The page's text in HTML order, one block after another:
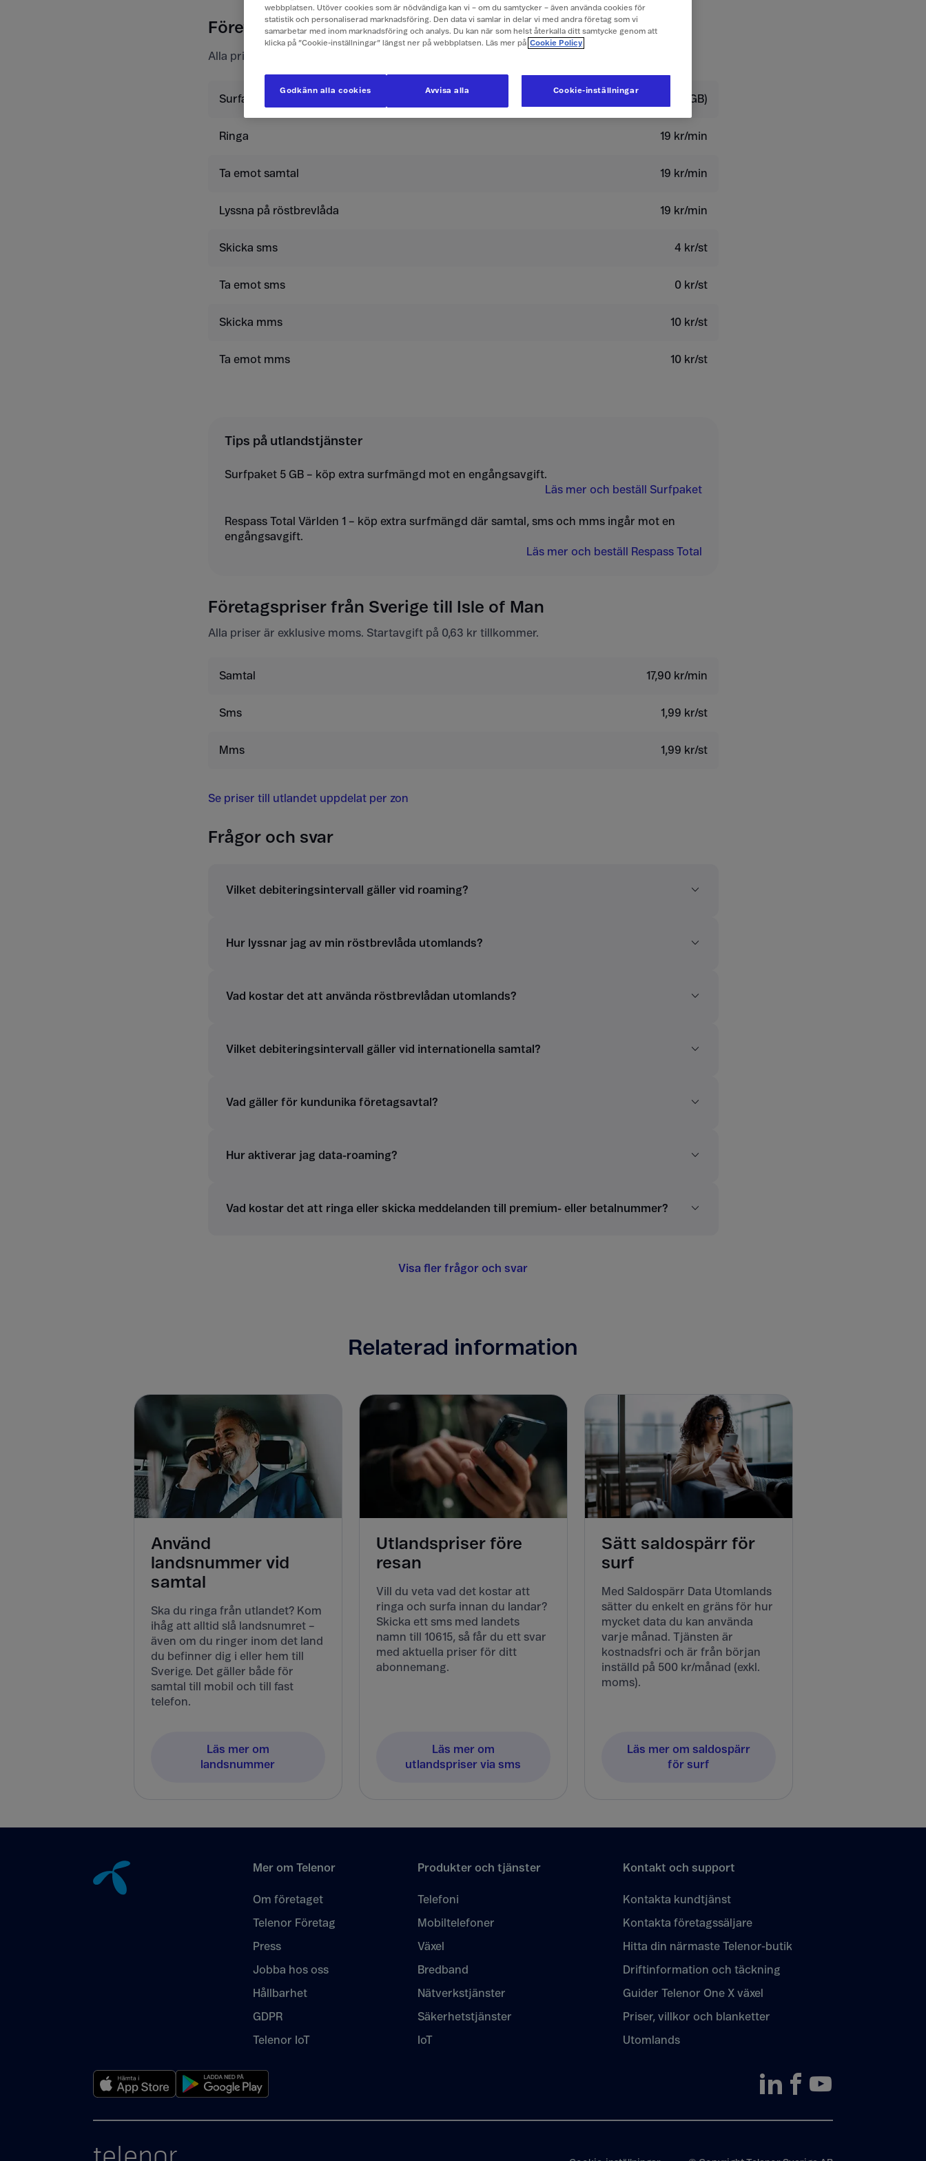
Företagspriser i Isle of Man
Alla priser är exklusive moms.
Surfa Surfpass 179 kr/dygn (2 GB)
Ringa 19 kr/min
Ta emot samtal 19 kr/min
Lyssna på röstbrevlåda 19 kr/min
Skicka sms 4 kr/st
Ta emot sms 0 kr/st
Skicka mms 10 kr/st
Ta emot mms 10 kr/st
Tips på utlandstjänster
Surfpaket 5 GB – köp extra surfmängd mot en engångsavgift.
Läs mer och beställ Surfpaket
Respass Total Världen 1 – köp extra surfmängd där samtal, sms och mms ingår mot en
engångsavgift.
Läs mer och beställ Respass Total
Företagspriser från Sverige till Isle of Man
Alla priser är exklusive moms. Startavgift på 0,63 kr tillkommer.
Samtal 17,90 kr/min
Sms 1,99 kr/st
Mms 1,99 kr/st
Se priser till utlandet uppdelat per zon
Frågor och svar
Vilket debiteringsintervall gäller vid roaming?
Hur lyssnar jag av min röstbrevlåda utomlands?
Vad kostar det att använda röstbrevlådan utomlands?
Vilket debiteringsintervall gäller vid internationella samtal?
Vad gäller för kundunika företagsavtal?
Hur aktiverar jag data-roaming?
Vad kostar det att ringa eller skicka meddelanden till premium- eller betalnummer?
Visa fler frågor och svar
Relaterad information
Använd
landsnummer vid
samtal
Ska du ringa från utlandet? Kom
ihåg att alltid slå landsnumret –
även om du ringer inom det land
du befinner dig i eller hem till
Sverige. Det gäller både för
samtal till mobil och till fast
telefon.
Läs mer om
landsnummer
Utlandspriser före
resan
Vill du veta vad det kostar att
ringa och surfa innan du landar?
Skicka ett sms med landets
namn till 10615, så får du ett svar
med aktuella priser för ditt
abonnemang.
Läs mer om
utlandspriser via sms
Sätt saldospärr för
surf
Med Saldospärr Data Utomlands
sätter du enkelt en gräns för hur
mycket data du kan använda
varje månad. Tjänsten är
kostnadsfri och är från början
inställd på 500 kr/månad (exkl.
moms).
Läs mer om saldospärr
för surf
Mer om Telenor
Om företaget
Telenor Företag
Press
Jobba hos oss
Hållbarhet
GDPR
Telenor IoT
Produkter och tjänster
Telefoni
Mobiltelefoner
Växel
Bredband
Nätverkstjänster
Säkerhetstjänster
IoT
Kontakt och support
Kontakta kundtjänst
Kontakta företagssäljare
Hitta din närmaste Telenor-butik
Driftinformation och täckning
Guider Telenor One X växel
Priser, villkor och blanketter
Utomlands
webbplatsen. Utöver cookies som är nödvändiga kan vi – om du samtycker – även använda cookies för
statistik och personaliserad marknadsföring. Den data vi samlar in delar vi med andra företag som vi
samarbetar med inom marknadsföring och analys. Du kan när som helst återkalla ditt samtycke genom att
klicka på ”Cookie-inställningar” längst ner på webbplatsen. Läs mer på Cookie Policy
Cookie-inställningar
Avvisa alla
Godkänn alla cookies